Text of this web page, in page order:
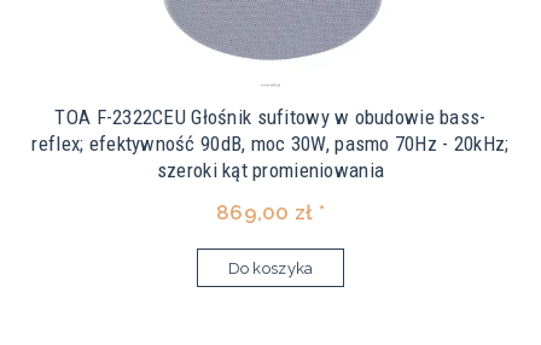
TOA F-2322CEU Głośnik sufitowy w obudowie bass-
reflex; efektywność 90dB, moc 30W, pasmo 70Hz - 20kHz;
szeroki kąt promieniowania
869,00 zł *
Do koszyka